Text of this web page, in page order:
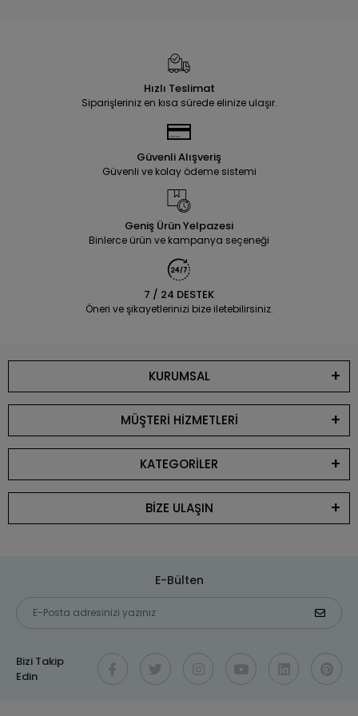
Hızlı Teslimat
Siparişleriniz en kısa sürede elinize ulaşır.
Güvenli Alışveriş
Güvenli ve kolay ödeme sistemi
Geniş Ürün Yelpazesi
Binlerce ürün ve kampanya seçeneği
7 / 24 DESTEK
Öneri ve şikayetlerinizi bize iletebilirsiniz.
KURUMSAL
MÜŞTERİ HİZMETLERİ
KATEGORİLER
BİZE ULAŞIN
E-Bülten
Bizi Takip
Edin